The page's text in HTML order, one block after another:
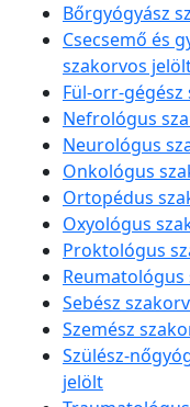
Bőrgyógyász
Csecsemő és
szakorvos
Fül-orr-
Nefrológus
Neurológus
Onkológus
Ortopédus
Oxyológus
Proktológus
Sebész
Szemész
Szülész-
jelölt